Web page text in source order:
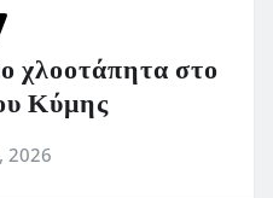
χλοοτάπητα στο
Κύμης
2026